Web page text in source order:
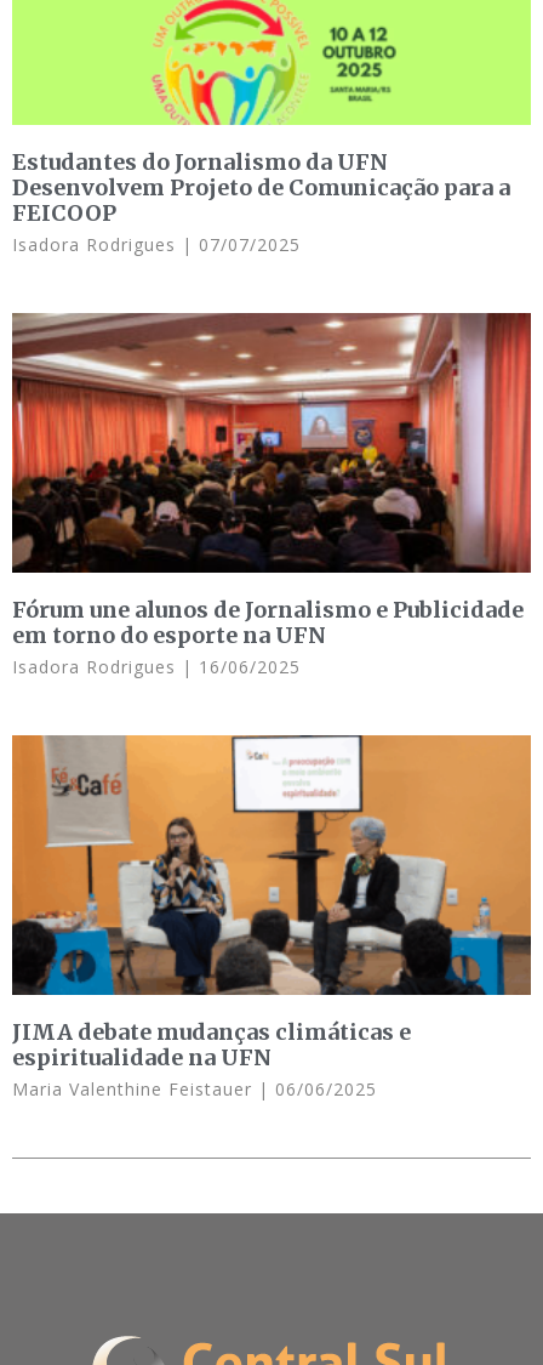
Estudantes do Jornalismo da UFN
Desenvolvem Projeto de Comunicação para a
FEICOOP
Isadora Rodrigues 07/07/2025
Fórum une alunos de Jornalismo e Publicidade
em torno do esporte na UFN
Isadora Rodrigues 16/06/2025
JIMA debate mudanças climáticas e
espiritualidade na UFN
Maria Valenthine Feistauer 06/06/2025